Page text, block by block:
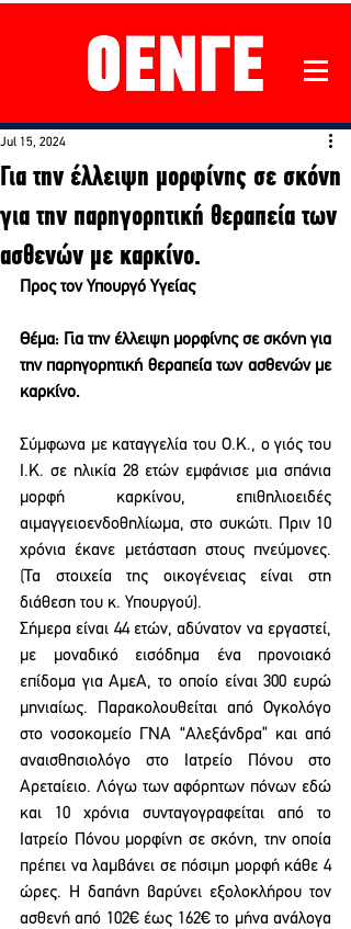
Για την έλλειψη μορφίνης σε σκόνη
για την παρηγορητική θεραπεία των
ασθενών με καρκίνο.
Jul 15, 2024
Προς τον Υπουργό Υγείας
Θέμα: Για την έλλειψη μορφίνης σε σκόνη για
την παρηγορητική θεραπεία των ασθενών με
καρκίνο.
Σύμφωνα με καταγγελία του Ο.Κ., ο γιός του
Ι.Κ. σε ηλικία 28 ετών εμφάνισε μια σπάνια
μορφή καρκίνου, επιθηλιοειδές
αιμαγγειοενδοθηλίωμα, στο συκώτι. Πριν 10
χρόνια έκανε μετάσταση στους πνεύμονες.
(Τα στοιχεία της οικογένειας είναι στη
διάθεση του κ. Υπουργού).
Σήμερα είναι 44 ετών, αδύνατον να εργαστεί,
με μοναδικό εισόδημα ένα προνοιακό
επίδομα για ΑμεΑ, το οποίο είναι 300 ευρώ
μηνιαίως. Παρακολουθείται από Ογκολόγο
στο νοσοκομείο ΓΝΑ “Αλεξάνδρα” και από
αναισθησιολόγο στο Ιατρείο Πόνου στο
Αρεταίειο. Λόγω των αφόρητων πόνων εδώ
και 10 χρόνια συνταγογραφείται από το
Ιατρείο Πόνου μορφίνη σε σκόνη, την οποία
πρέπει να λαμβάνει σε πόσιμη μορφή κάθε 4
ώρες. Η δαπάνη βαρύνει εξολοκλήρου τον
ασθενή από 102€ έως 162€ το μήνα ανάλογα